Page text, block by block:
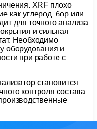
XRF плохо
как углерод, бор или
для точного анализа
и сильная
Необходимо
оборудования и
при работе с
становится
контроля состава